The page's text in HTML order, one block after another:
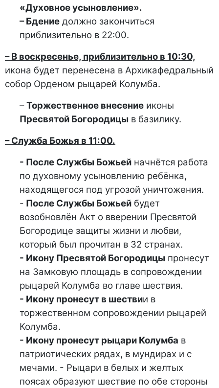
«Духовное усыновление».
– Бдение должно закончиться
приблизительно в 22:00.
– В воскресенье, приблизительно в 10:30,
икона будет перенесена в Архикафедральный
собор Орденом рыцарей Колумба.
–Торжественное внесение иконы
Пресвятой Богородицы в базилику.
– Служба Божья в 11:00.
- После Службы Божьей начнётся работа
по духовному усыновлению ребёнка,
находящегося под угрозой уничтожения.
- После Службы Божьей будет
возобновлён Акт о вверении Пресвятой
Богородице защиты жизни и любви,
который был прочитан в 32 странах.
- Икону Пресвятой Богородицы пронесут
на Замковую площадь в сопровождении
рыцарей Колумба во главе шествия.
- Икону пронесут в шествии в
торжественном сопровождении рыцарей
Колумба.
- Икону пронесут рыцари Колумба в
патриотических рядах, в мундирах и с
мечами. - Рыцари в белых и желтых
поясах образуют шествие по обе стороны